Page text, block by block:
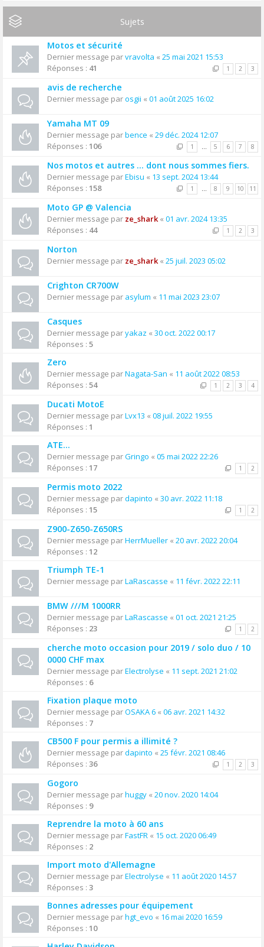
Sujets
Motos et sécurité
Dernier message parvravolta « 25 mai 2021 15:53
Réponses : 41 1 2 3
avis de recherche
Dernier message parosgii « 01 août 2025 16:02
Yamaha MT 09
Dernier message parbence « 29 déc. 2024 12:07
Réponses : 106 1 … 5 6 7 8
Nos motos et autres ... dont nous sommes fiers.
Dernier message parEbisu « 13 sept. 2024 13:44
Réponses : 158 1 … 8 9 10 11
Moto GP @ Valencia
Dernier message par ze_shark« 01 avr. 2024 13:35
Réponses : 44 1 2 3
Norton
Dernier message par ze_shark« 25 juil. 2023 05:02
Crighton CR700W
Dernier message par asylum « 11 mai 2023 23:07
Casques
Dernier message paryakaz « 30 oct. 2022 00:17
Réponses : 5
Zero
Dernier message parNagata-San « 11 août 2022 08:53
Réponses : 54 1 2 3 4
Ducati MotoE
Dernier message parLvx13 « 08 juil. 2022 19:55
Réponses : 1
ATE...
Dernier message parGringo « 05 mai 2022 22:26
Réponses : 17 1 2
Permis moto 2022
Dernier message pardapinto « 30 avr. 2022 11:18
Réponses : 15 1 2
Z900-Z650-Z650RS
Dernier message parHerrMueller « 20 avr. 2022 20:04
Réponses : 12
Triumph TE-1
Dernier message parLaRascasse « 11 févr. 2022 22:11
BMW ///M 1000RR
Dernier message parLaRascasse « 01 oct. 2021 21:25
Réponses : 23 1 2
cherche moto occasion pour 2019 / solo duo / 10
0000 CHF max
Dernier message parElectrolyse « 11 sept. 2021 21:02
Réponses : 6
Fixation plaque moto
Dernier message parOSAKA 6 « 06 avr. 2021 14:32
Réponses : 7
CB500 F pour permis a illimité ?
Dernier message pardapinto « 25 févr. 2021 08:46
Réponses : 36 1 2 3
Gogoro
Dernier message parhuggy « 20 nov. 2020 14:04
Réponses : 9
Reprendre la moto à 60 ans
Dernier message parFastFR « 15 oct. 2020 06:49
Réponses : 2
Import moto d'Allemagne
Dernier message parElectrolyse « 11 août 2020 14:57
Réponses : 3
Bonnes adresses pour équipement
Dernier message parhgt_evo « 16 mai 2020 16:59
Réponses : 10